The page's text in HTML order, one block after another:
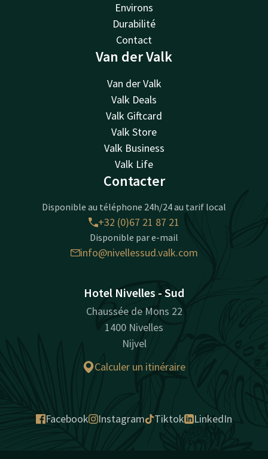
Environs
Durabilité
Contact
Van der Valk
Van der Valk
Valk Deals
Valk Giftcard
Valk Store
Valk Business
Valk Life
Contacter
Disponible au téléphone 24h/24 au tarif local
+32 (0)67 21 87 21
Disponible par e-mail
info@nivellessud.valk.com
Hotel Nivelles - Sud
Chaussée de Mons 22
1400 Nivelles
Nijvel
Calculer un itinéraire
Facebook Instagram Tiktok LinkedIn